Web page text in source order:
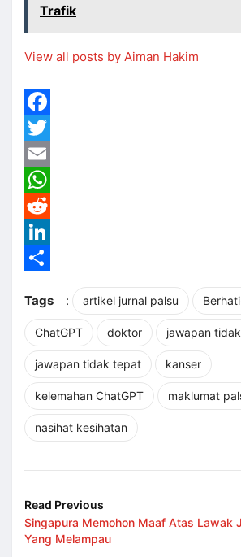
Trafik
View all posts by Aiman Hakim
Facebook
Twitter
Email
WhatsApp
Reddit
LinkedIn
Tags
: artikel jurnal palsu
ChatGPT doktor jawapan
jawapan tidak tepat kanser
kelemahan ChatGPT maklumat
nasihat kesihatan
Read Previous
Singapura Memohon Maaf Atas Lawak
Yang Melampau